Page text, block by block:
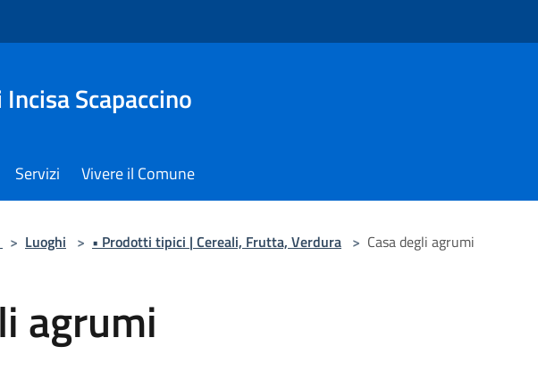
Scapaccino
Servizi Vivere il Comune
> Luoghi > • Prodotti tipici | Cereali, Frutta, Verdura > Casa degli agrumi
agrumi